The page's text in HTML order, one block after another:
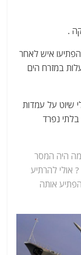
הפתיעו איש לאחר
במזרח הים
שיוט על עמדות
בלתי נפרד
מה היה המסר
אולי להרתיע
אותה